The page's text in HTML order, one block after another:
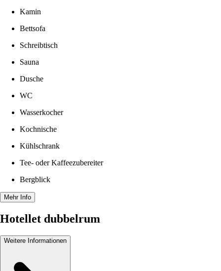
Kamin
Bettsofa
Schreibtisch
Sauna
Dusche
WC
Wasserkocher
Kochnische
Kühlschrank
Tee- oder Kaffeezubereiter
Bergblick
Mehr Info
Hotellet dubbelrum
Weitere Informationen